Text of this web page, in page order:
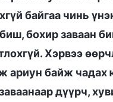
байгаа чинь
бохир заваан
Хэрвээ
ариун байж чадах
дүүрч,